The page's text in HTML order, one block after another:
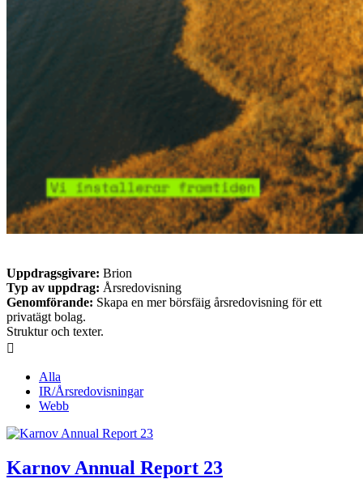
Uppdragsgivare: Brion
Typ av uppdrag: Årsredovisning
Genomförande: Skapa en mer börsfäig årsredovisning för ett
privatägt bolag.
Struktur och texter.

Alla
IR/Årsredovisningar
Webb
Karnov Annual Report 23